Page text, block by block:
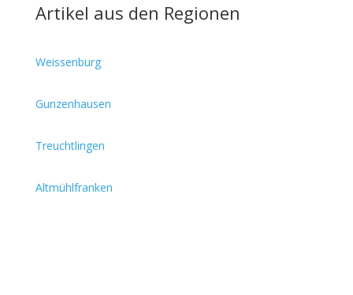
Artikel aus den Regionen
Weissenburg
Gunzenhausen
Treuchtlingen
Altmühlfranken